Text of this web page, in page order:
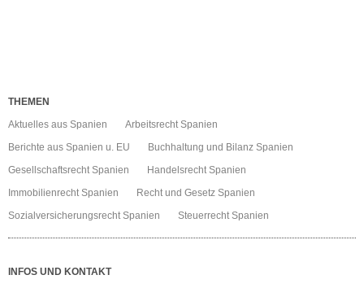
THEMEN
Aktuelles aus Spanien
Arbeitsrecht Spanien
Berichte aus Spanien u. EU
Buchhaltung und Bilanz Spanien
Gesellschaftsrecht Spanien
Handelsrecht Spanien
Immobilienrecht Spanien
Recht und Gesetz Spanien
Sozialversicherungsrecht Spanien
Steuerrecht Spanien
INFOS UND KONTAKT